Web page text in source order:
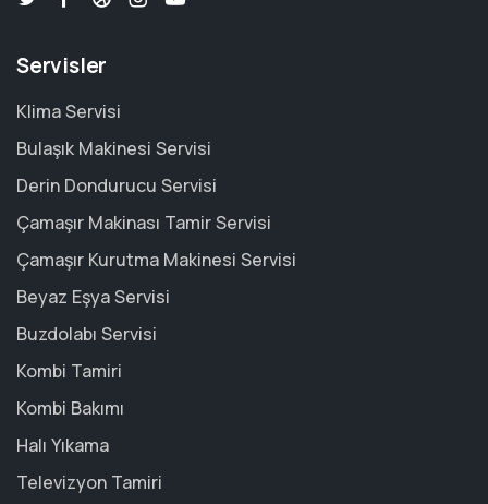
Servisler
Klima Servisi
Bulaşık Makinesi Servisi
Derin Dondurucu Servisi
Çamaşır Makinası Tamir Servisi
Çamaşır Kurutma Makinesi Servisi
Beyaz Eşya Servisi
Buzdolabı Servisi
Kombi Tamiri
Kombi Bakımı
Halı Yıkama
Televizyon Tamiri